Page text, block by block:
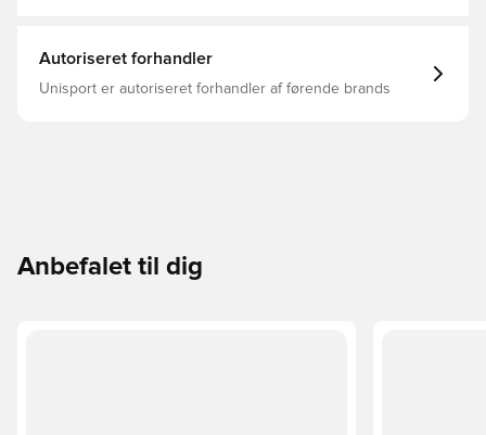
Autoriseret forhandler
Unisport er autoriseret forhandler af førende brands
Anbefalet til dig